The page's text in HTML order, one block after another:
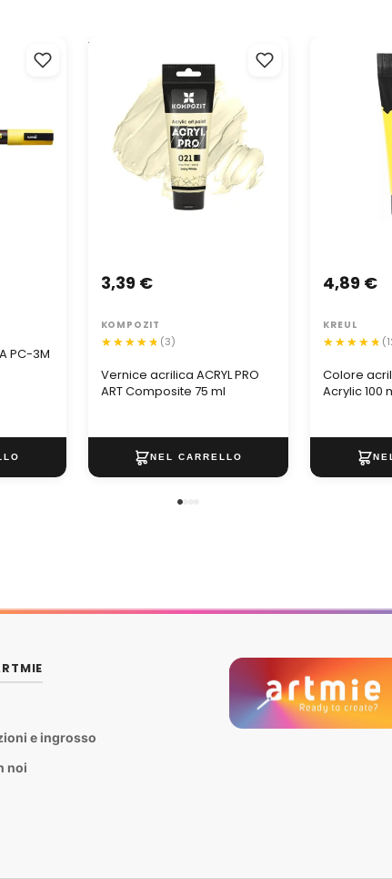
3M
PC-3M
Vernice acrilica ACRYL PRO ART
Composite 75 ml
Vernice acrilica ACRYL PRO
ART Composite 75 ml
3,39 €
KOMPOZIT
(3)
Acrylic 100
Colore
Acrylic 100
4,89 €
KREUL
e ingrosso
noi